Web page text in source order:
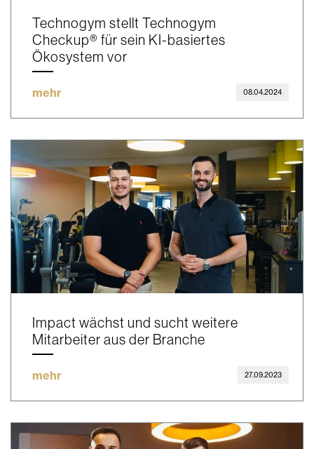
Technogym stellt Technogym
Checkup® für sein KI-basiertes
Ökosystem vor
mehr 08.04.2024
Impact wächst und sucht weitere
Mitarbeiter aus der Branche
mehr 27.09.2023